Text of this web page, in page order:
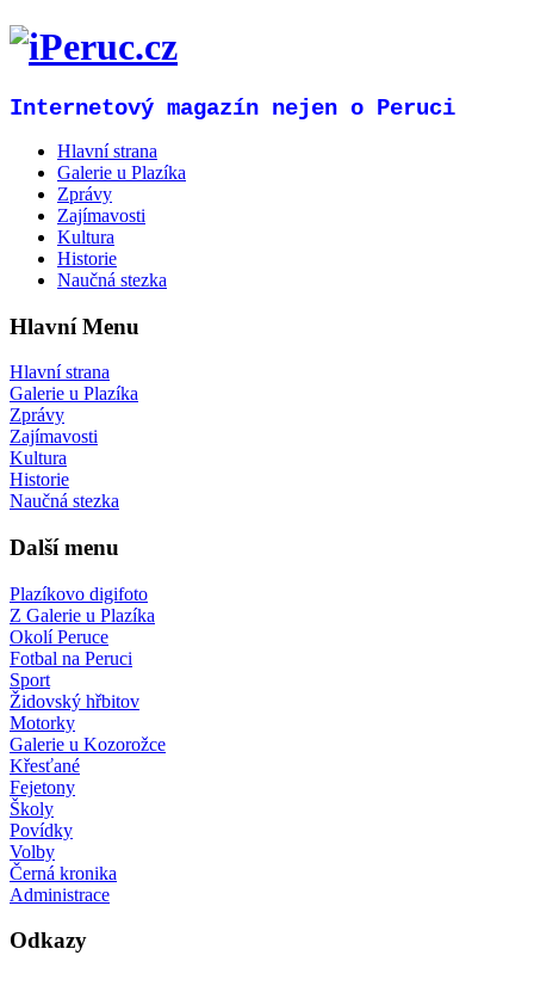
Internetový magazín nejen o Peruci
Hlavní strana
Galerie u Plazíka
Zprávy
Zajímavosti
Kultura
Historie
Naučná stezka
Hlavní Menu
Hlavní strana
Galerie u Plazíka
Zprávy
Zajímavosti
Kultura
Historie
Naučná stezka
Další menu
Plazíkovo digifoto
Z Galerie u Plazíka
Okolí Peruce
Fotbal na Peruci
Sport
Židovský hřbitov
Motorky
Galerie u Kozorožce
Křesťané
Fejetony
Školy
Povídky
Volby
Černá kronika
Administrace
Odkazy